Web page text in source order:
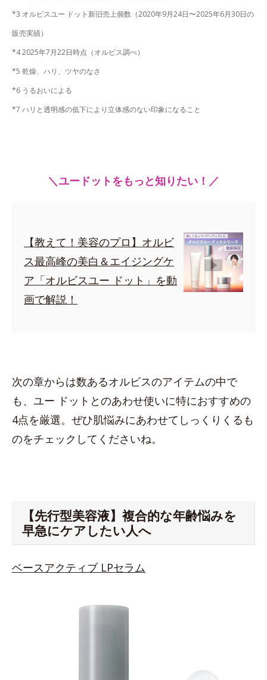
*3 オルビスユー ドット新旧売上個数（2020年9月24日〜2025年6月30日の
販売実績）
*4 2025年7月22日時点（オルビス調べ）
*5 乾燥、ハリ、ツヤのなさ
*6 うるおいによる
*7 ハリと透明感の低下により立体感のない印象になること
＼ユードットをもっと知りたい！／
【教えて！美容のプロ】オルビ
ス最高峰の美白＆エイジングケ
ア「オルビスユー ドット」を動
画で解説！
次の章からは数あるオルビスのアイテムの中で
も、ユー ドットとのあわせ使いに特におすすめの
4点を厳選。ぜひ肌悩みにあわせてしっくりくるも
のをチェックしてくださいね。
【先行型美容液】複合的な年齢悩みを
早急にケアしたい人へ
ベースアクティブ LPセラム